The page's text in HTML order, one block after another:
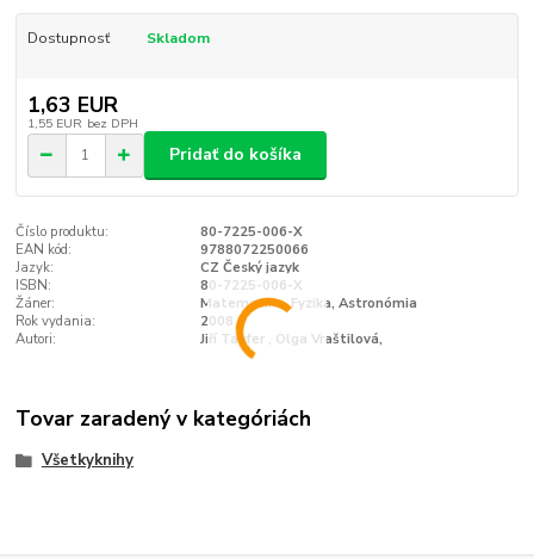
Dostupnosť Skladom
1,63 EUR
1,55 EUR bez DPH
Pridať do košíka
Číslo produktu:
80-7225-006-X
EAN kód:
9788072250066
Jazyk:
CZ Český jazyk
ISBN:
80-7225-006-X
Žáner:
Matematika, Fyzika, Astronómia
Rok vydania:
2008
Autori:
Jiří Taufer , Olga Vraštilová,
Tovar zaradený v kategóriách
Všetkyknihy